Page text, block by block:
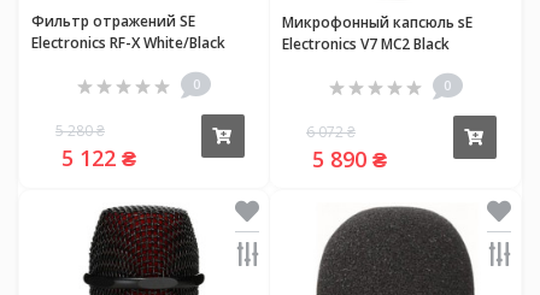
Фильтр отражений SE
Electronics RF-X White/Black
0
5 280 ₴
5 122 ₴
Микрофонный капсюль sE
Electronics V7 MC2 Black
0
6 072 ₴
5 890 ₴